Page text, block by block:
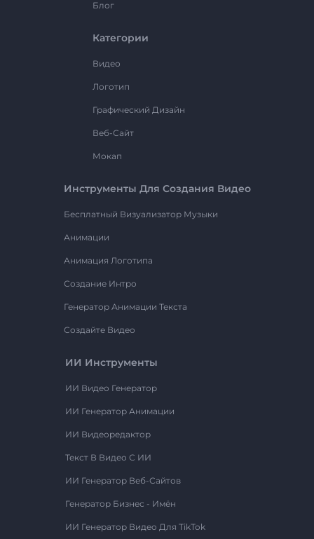
Блог
Категории
Видео
Логотип
Графический Дизайн
Веб-Сайт
Мокап
Инструменты Для Создания Видео
Бесплатный Визуализатор Музыки
Анимации
Анимация Логотипа
Создание Интро
Генератор Анимации Текста
Создайте Видео
ИИ Инструменты
ИИ Видео Генератор
ИИ Генератор Анимации
ИИ Видеоредактор
Текст В Видео С ИИ
ИИ Генератор Веб-Сайтов
Генератор Бизнес - Имён
ИИ Генератор Видео Для TikTok